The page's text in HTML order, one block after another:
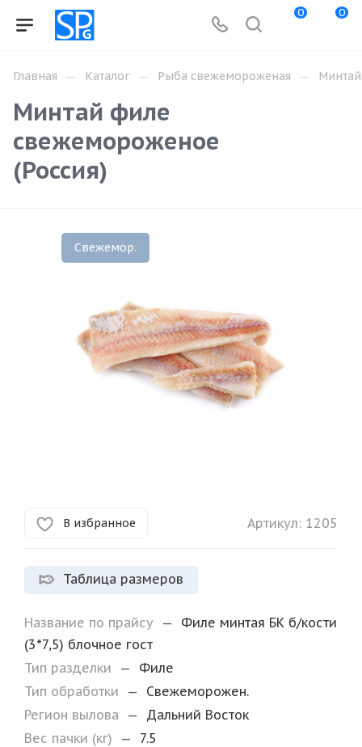
0 0
Главная — Каталог — Рыба свежемороженая — Минтай
Минтай филе
свежемороженое
(Россия)
Свежемор.
В избранное Артикул: 1205
Таблица размеров
Название по прайсу —
Филе минтая БК б/кости
(3*7,5) блочное гост
Тип разделки
—
Филе
Тип обработки
—
Свежеморожен.
Регион вылова
—
Дальний Восток
Вес пачки (кг)
—
7.5